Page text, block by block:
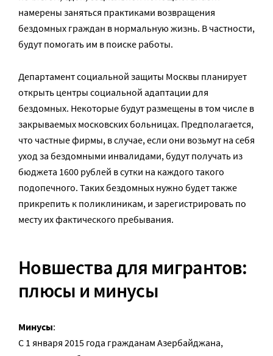
намерены заняться практиками возвращения
бездомных граждан в нормальную жизнь. В частности,
будут помогать им в поиске работы.
Департамент социальной защиты Москвы планирует
открыть центры социальной адаптации для
бездомных. Некоторые будут размещены в том числе в
закрываемых московских больницах. Предполагается,
что частные фирмы, в случае, если они возьмут на себя
уход за бездомными инвалидами, будут получать из
бюджета 1600 рублей в сутки на каждого такого
подопечного. Таких бездомных нужно будет также
прикрепить к поликлиникам, и зарегистрировать по
месту их фактического пребывания.
Новшества для мигрантов:
плюсы и минусы
Минусы:
С 1 января 2015 года гражданам Азербайджана,